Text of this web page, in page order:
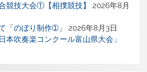
競技大会①【相撲競技】
2026年8月
「のぼり制作➀」
2026年8月3日
本吹奏楽コンクール富山県大会」